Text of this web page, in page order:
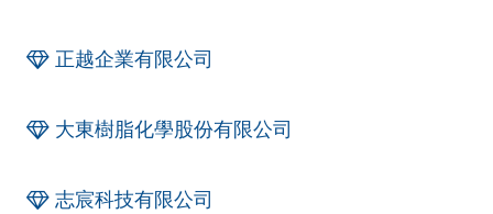
正越企業有限公司
大東樹脂化學股份有限公司
志宸科技有限公司